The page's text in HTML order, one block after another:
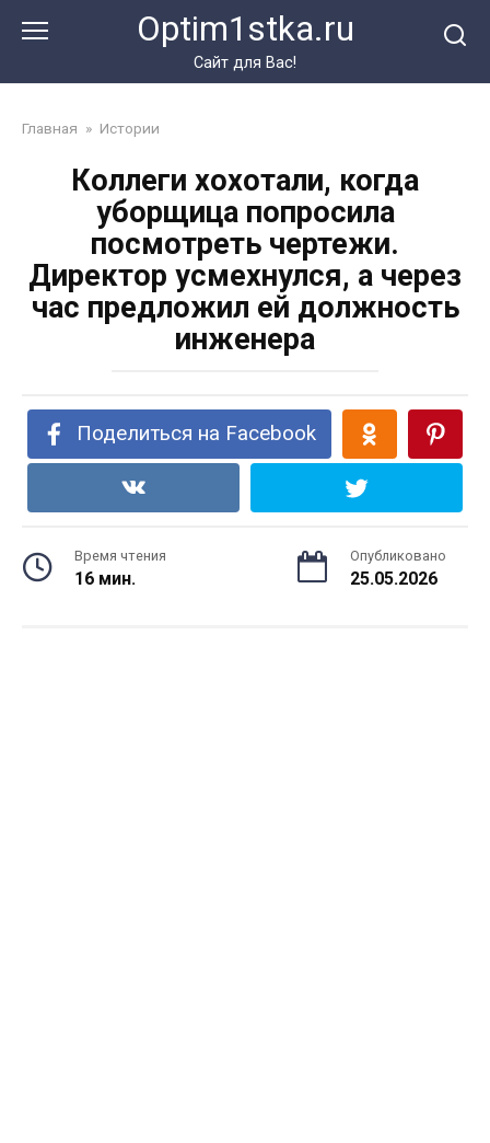
Optim1stka.ru
Сайт для Вас!
Главная » Истории
Коллеги хохотали, когда
уборщица попросила
посмотреть чертежи.
Директор усмехнулся, а через
час предложил ей должность
инженера
Поделиться на Facebook
Время чтения
16 мин.
Опубликовано
25.05.2026